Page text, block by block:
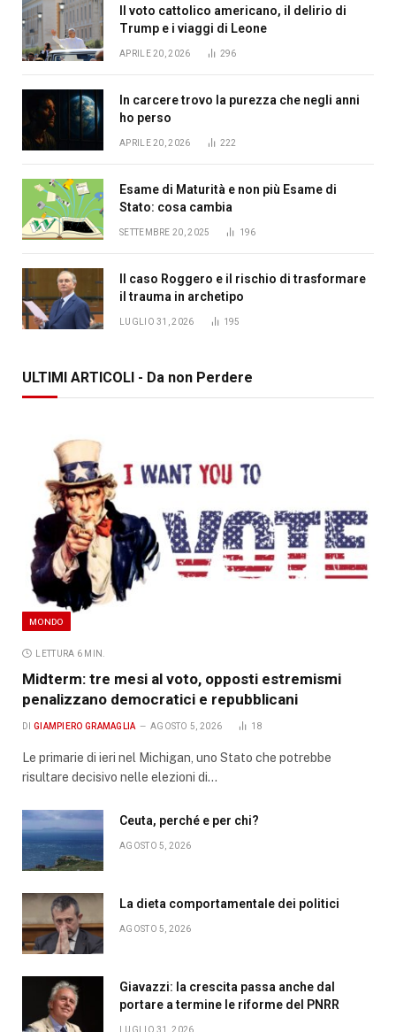
Il voto cattolico americano, il delirio di
Trump e i viaggi di Leone
APRILE 20, 2026 296
In carcere trovo la purezza che negli anni
ho perso
APRILE 20, 2026 222
Esame di Maturità e non più Esame di
Stato: cosa cambia
SETTEMBRE 20, 2025 196
Il caso Roggero e il rischio di trasformare
il trauma in archetipo
LUGLIO 31, 2026 195
ULTIMI ARTICOLI - Da non Perdere
MONDO
LETTURA 6 MIN.
Midterm: tre mesi al voto, opposti estremismi
penalizzano democratici e repubblicani
DI GIAMPIERO GRAMAGLIA AGOSTO 5, 2026 18
Le primarie di ieri nel Michigan, uno Stato che potrebbe
risultare decisivo nelle elezioni di…
Ceuta, perché e per chi?
AGOSTO 5, 2026
La dieta comportamentale dei politici
AGOSTO 5, 2026
Giavazzi: la crescita passa anche dal
portare a termine le riforme del PNRR
LUGLIO 31, 2026